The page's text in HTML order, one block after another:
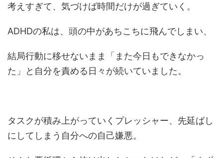
考えすぎて、気づけば時間だけが過ぎていく。
ADHDの私は、頭の中があちこちに飛んでしまい、
結局行動に移せないまま「また今日もできなかっ
た」と自分を責める日々が続いていました。
タスクが積み上がっていくプレッシャー、先延ばし
にしてしまう自分への自己嫌悪。